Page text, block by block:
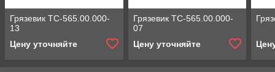
Грязевик ТС-565.00.000-
13
Цену уточняйте
Грязевик ТС-565.00.000-
07
Цену уточняйте